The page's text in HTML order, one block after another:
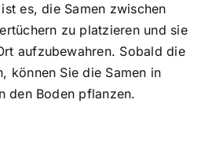
es, die Samen zwischen
zu platzieren und sie
aufzubewahren. Sobald die
können Sie die Samen in
den Boden pflanzen.